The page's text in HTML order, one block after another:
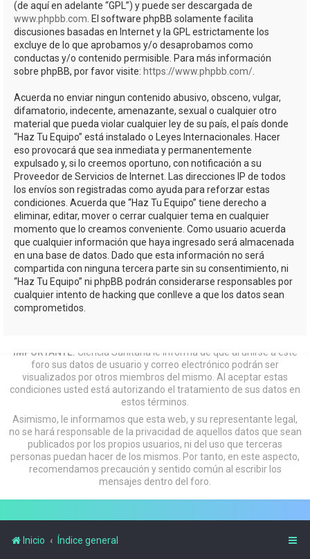
(de aquí en adelante “GPL”) y puede ser descargada de
www.phpbb.com . El software phpBB solamente facilita
discusiones basadas en Internet y la GPL estrictamente los
excluye de lo que aprobamos y/o desaprobamos como
conductas y/o contenido permisible. Para más información
sobre phpBB, por favor visite: https://www.phpbb.com/
Acuerda no enviar ningun contenido abusivo, obsceno, vulgar,
difamatorio, indecente, amenazante, sexual o cualquier otro
material que pueda violar cualquier ley de su país, el país donde
“Haz Tu Equipo” está instalado o Leyes Internacionales. Hacer
eso provocará que sea inmediata y permanentemente
expulsado y, si lo creemos oportuno, con notificación a su
Proveedor de Servicios de Internet. Las direcciones IP de todos
los envíos son registradas como ayuda para reforzar estas
condiciones. Acuerda que “Haz Tu Equipo” tiene derecho a
eliminar, editar, mover o cerrar cualquier tema en cualquier
momento que lo creamos conveniente. Como usuario acuerda
que cualquier información que haya ingresado será almacenada
en una base de datos. Dado que esta información no será
compartida con ninguna tercera parte sin su consentimiento, ni
“Haz Tu Equipo” ni phpBB podrán considerarse responsables por
cualquier intento de hacking que conlleve a que los datos sean
comprometidos.
IMPORTANTE: Ciencia Sanitaria le informa de que al unirse a este
foro sus datos de usuario y correo electrónico podrán ser
visualizados por otros miembros del mismo. Al aceptar estas
condiciones usted está autorizando el tratamiento de sus datos en
estos términos.
Asimismo, le informamos que esta web, y su representante legal,
no se hará responsable de la privacidad de aquellos datos que sean
publicados por los propios usuarios, ni del uso que terceras
personas puedan hacer de los mismos. Por tanto, en este aspecto,
recomendamos precaución y sentido común al escribir los
mensajes dentro del foro.
Inicio Índice general